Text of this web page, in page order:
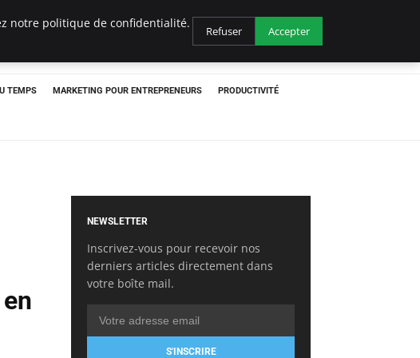
TEMPS MARKETING POUR ENTREPRENEURS PRODUCTIVITÉ
NEWSLETTER
Inscrivez-vous pour recevoir nos
derniers articles directement dans
votre boîte mail.
S'INSCRIRE
notre politique de confidentialité.
Refuser Accepter